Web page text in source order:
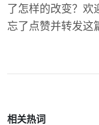
了怎样的改变？
忘了点赞并转发这
相关热词